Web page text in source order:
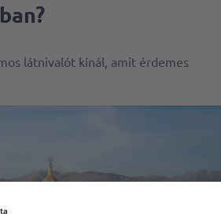
látnivalót kínál, amit érdemes